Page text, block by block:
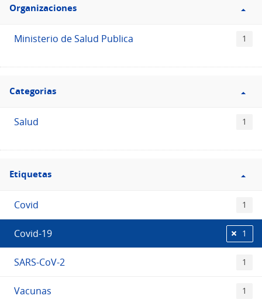
Organizaciones
Organizaciones
Ministerio de Salud Publica 1
Filtro
Categorias
Categorias
Salud 1
Filtro
Etiquetas
Etiquetas
Covid 1
Covid-19 1
SARS-CoV-2 1
Vacunas 1